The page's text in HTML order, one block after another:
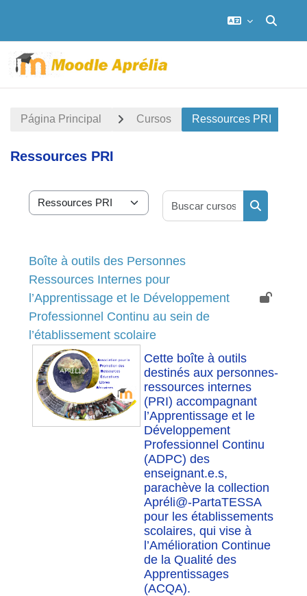
Página Principal Cursos Ressources PRI
Ressources PRI
Categorías
Buscar
Boîte à outils des Personnes
Ressources Internes pour
l’Apprentissage et le Développement
Professionnel Continu au sein de
l’établissement scolaire
Cette boîte à outils
destinés aux personnes-
ressources internes
(PRI) accompagnant
l’Apprentissage et le
Développement
Professionnel Continu
(ADPC) des
enseignant.e.s,
parachève la collection
Apréli@-PartaTESSA
pour les établissements
scolaires, qui vise à
l’Amélioration Continue
de la Qualité des
Apprentissages
(ACQA).